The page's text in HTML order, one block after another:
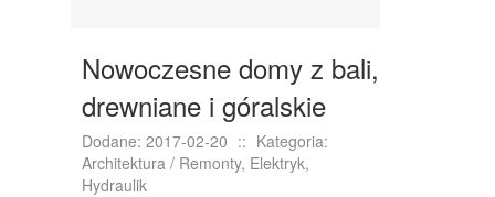
KSIĄŻKI, CZASOPISMA
SPRZEDAŻ INTERNTOWA
BIŻUTERIA
Nowoczesne domy z bali,
drewniane i góralskie
Dodane: 2017-02-20 :: Kategoria:
Architektura / Remonty, Elektryk,
Hydraulik